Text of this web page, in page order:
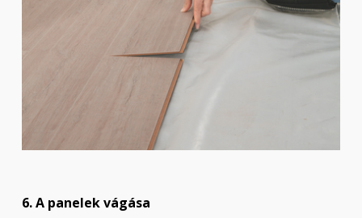
6. A panelek vágása